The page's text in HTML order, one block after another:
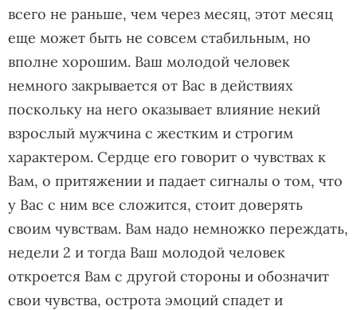
всего не раньше, чем через месяц, этот месяц
еще может быть не совсем стабильным, но
вполне хорошим. Ваш молодой человек
немного закрывается от Вас в действиях
поскольку на него оказывает влияние некий
взрослый мужчина с жестким и строгим
характером. Сердце его говорит о чувствах к
Вам, о притяжении и падает сигналы о том, что
у Вас с ним все сложится, стоит доверять
своим чувствам. Вам надо немножко переждать,
недели 2 и тогда Ваш молодой человек
откроется Вам с другой стороны и обозначит
свои чувства, острота эмоций спадет и